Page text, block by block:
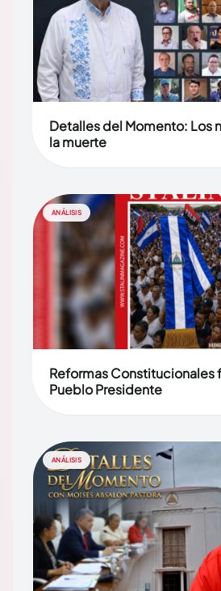
Detalles del Momento: Los
la muerte
ANÁLISIS
Reformas Constitucionales
Pueblo Presidente
ANÁLISIS